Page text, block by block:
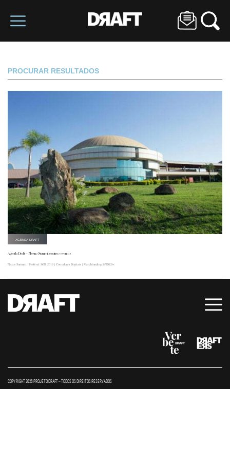
PROCURAR RESULTADOS
AGENDA DRAFT
Agenda Draft – Nexus Summit e outros eventos
Nexus Summit | Festival SGB 2019 | Corredores Digitais | Matchfunding BNDES+
COPYRIGHT 2026 PROJETO DRAFT – TODOS OS DIREITOS RESERVADOS